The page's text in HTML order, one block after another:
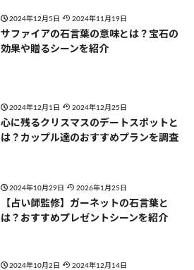
2024年12月5日 2024年11月19日
サファイアの石言葉の意味とは？宝石の
効果や贈るシーンを紹介
2024年12月1日 2024年12月25日
心に残るクリスマスのデートスポットと
は？カップル達のおすすめプランを調査
2024年10月29日 2026年1月25日
【占い師監修】ガーネットの石言葉と
は？おすすめプレゼントシーンを紹介
2024年10月2日 2024年12月14日